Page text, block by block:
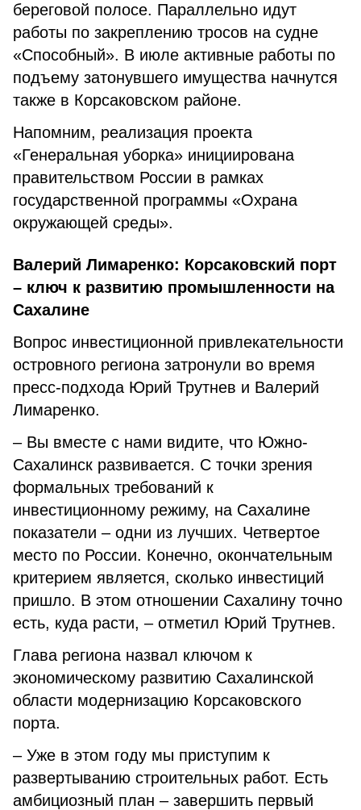
береговой полосе. Параллельно идут
работы по закреплению тросов на судне
«Способный». В июле активные работы по
подъему затонувшего имущества начнутся
также в Корсаковском районе.
Напомним, реализация проекта
«Генеральная уборка» инициирована
правительством России в рамках
государственной программы «Охрана
окружающей среды».
Валерий Лимаренко: Корсаковский порт
– ключ к развитию промышленности на
Сахалине
Вопрос инвестиционной привлекательности
островного региона затронули во время
пресс-подхода Юрий Трутнев и Валерий
Лимаренко.
– Вы вместе с нами видите, что Южно-
Сахалинск развивается. С точки зрения
формальных требований к
инвестиционному режиму, на Сахалине
показатели – одни из лучших. Четвертое
место по России. Конечно, окончательным
критерием является, сколько инвестиций
пришло. В этом отношении Сахалину точно
есть, куда расти, – отметил Юрий Трутнев.
Глава региона назвал ключом к
экономическому развитию Сахалинской
области модернизацию Корсаковского
порта.
– Уже в этом году мы приступим к
развертыванию строительных работ. Есть
амбициозный план – завершить первый